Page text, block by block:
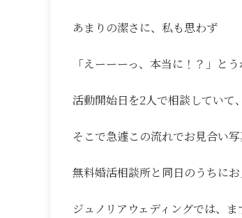
あまりの潔さに、私も思わず
「えーーーっ、本当に！？」と
活動開始日を2人で相談していて
そこで急遽この流れでお見合い
無料婚活相談所と同日のうちに
ジュノリアウェディングでは、